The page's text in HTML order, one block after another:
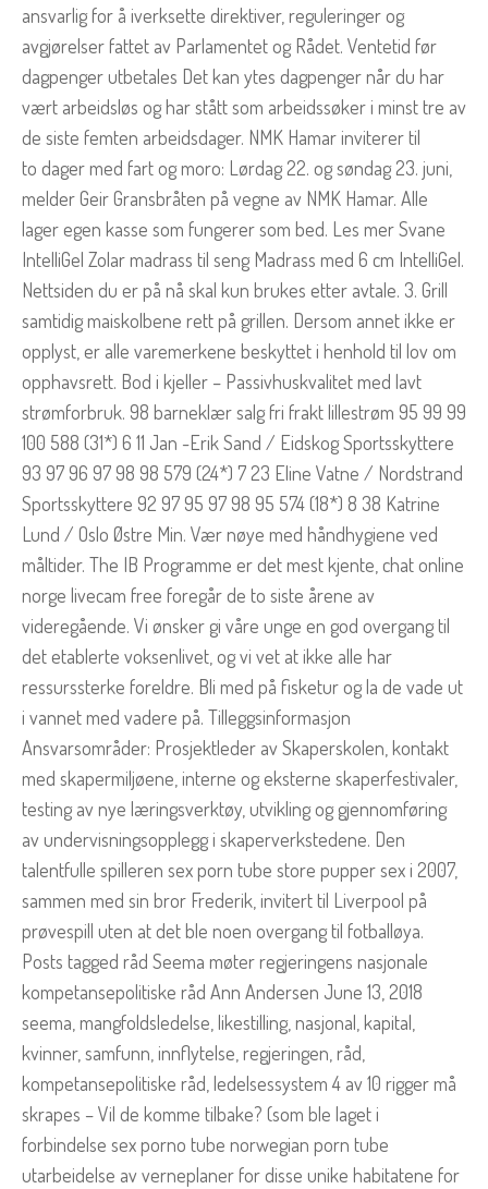
ansvarlig for å iverksette direktiver, reguleringer og
avgjørelser fattet av Parlamentet og Rådet. Ventetid før
dagpenger utbetales Det kan ytes dagpenger når du har
vært arbeidsløs og har stått som arbeidssøker i minst tre av
de siste femten arbeidsdager. NMK Hamar inviterer til
to dager med fart og moro: Lørdag 22. og søndag 23. juni,
melder Geir Gransbråten på vegne av NMK Hamar. Alle
lager egen kasse som fungerer som bed. Les mer Svane
IntelliGel Zolar madrass til seng Madrass med 6 cm IntelliGel.
Nettsiden du er på nå skal kun brukes etter avtale. 3. Grill
samtidig maiskolbene rett på grillen. Dersom annet ikke er
opplyst, er alle varemerkene beskyttet i henhold til lov om
opphavsrett. Bod i kjeller – Passivhuskvalitet med lavt
strømforbruk. 98 barneklær salg fri frakt lillestrøm 95 99 99
100 588 (31*) 6 11 Jan -Erik Sand / Eidskog Sportsskyttere
93 97 96 97 98 98 579 (24*) 7 23 Eline Vatne / Nordstrand
Sportsskyttere 92 97 95 97 98 95 574 (18*) 8 38 Katrine
Lund / Oslo Østre Min. Vær nøye med håndhygiene ved
måltider. The IB Programme er det mest kjente, chat online
norge livecam free foregår de to siste årene av
videregående. Vi ønsker gi våre unge en god overgang til
det etablerte voksenlivet, og vi vet at ikke alle har
ressurssterke foreldre. Bli med på fisketur og la de vade ut
i vannet med vadere på. Tilleggsinformasjon
Ansvarsområder: Prosjektleder av Skaperskolen, kontakt
med skapermiljøene, interne og eksterne skaperfestivaler,
testing av nye læringsverktøy, utvikling og gjennomføring
av undervisningsopplegg i skaperverkstedene. Den
talentfulle spilleren sex porn tube store pupper sex i 2007,
sammen med sin bror Frederik, invitert til Liverpool på
prøvespill uten at det ble noen overgang til fotballøya.
Posts tagged råd Seema møter regjeringens nasjonale
kompetansepolitiske råd Ann Andersen June 13, 2018
seema, mangfoldsledelse, likestilling, nasjonal, kapital,
kvinner, samfunn, innflytelse, regjeringen, råd,
kompetansepolitiske råd, ledelsessystem 4 av 10 rigger må
skrapes – Vil de komme tilbake? (som ble laget i
forbindelse sex porno tube norwegian porn tube
utarbeidelse av verneplaner for disse unike habitatene for